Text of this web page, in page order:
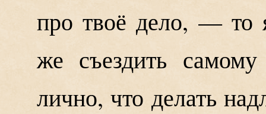
про твоё дело, — то
же съездить
лично, что делать